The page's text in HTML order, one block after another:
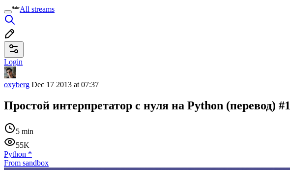
All streams
Login
oxyberg Dec 17 2013 at 07:37
Простой интерпретатор с нуля на Python (перевод) #1
5 min
55K
Python *
From sandbox